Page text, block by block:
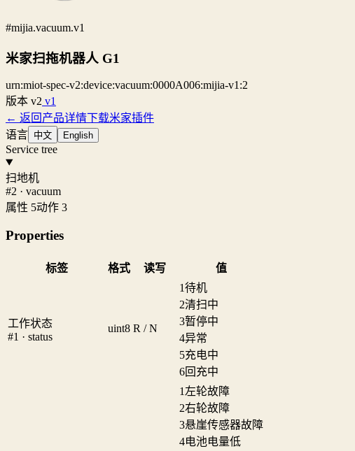
#mijia.vacuum.v1
米家扫拖机器人 G1
urn:miot-spec-v2:device:vacuum:0000A006:mijia-v1:2
版本 v2 v1
← 返回产品详情下载米家插件
语言 中文 English
Service tree
扫地机
#2 · vacuum
属性 5动作 3
Properties
标签 格式 读写 值
工作状态
#1 · status
uint8 R / N
1待机
2清扫中
3暂停中
4异常
5充电中
6回充中
1 左轮故障
2右轮故障
3悬崖传感器故障
4电池电量低